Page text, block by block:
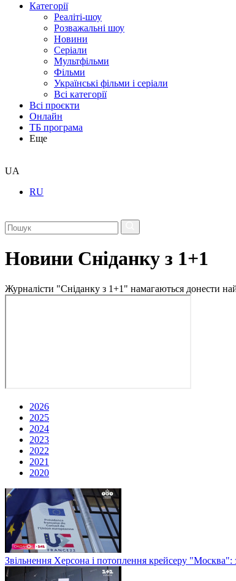
Категорії
Реаліті-шоу
Розважальні шоу
Новини
Серіали
Мультфільми
Фільми
Українські фільми і серіали
Всі категорії
Всі проєкти
Онлайн
ТБ програма
Еще
UA
RU
Новини Сніданку з 1+1
Журналісти "Сніданку з 1+1" намагаються донести
2026
2025
2024
2023
2022
2021
2020
Звільнення Херсона і потоплення крейсеру "Москва":